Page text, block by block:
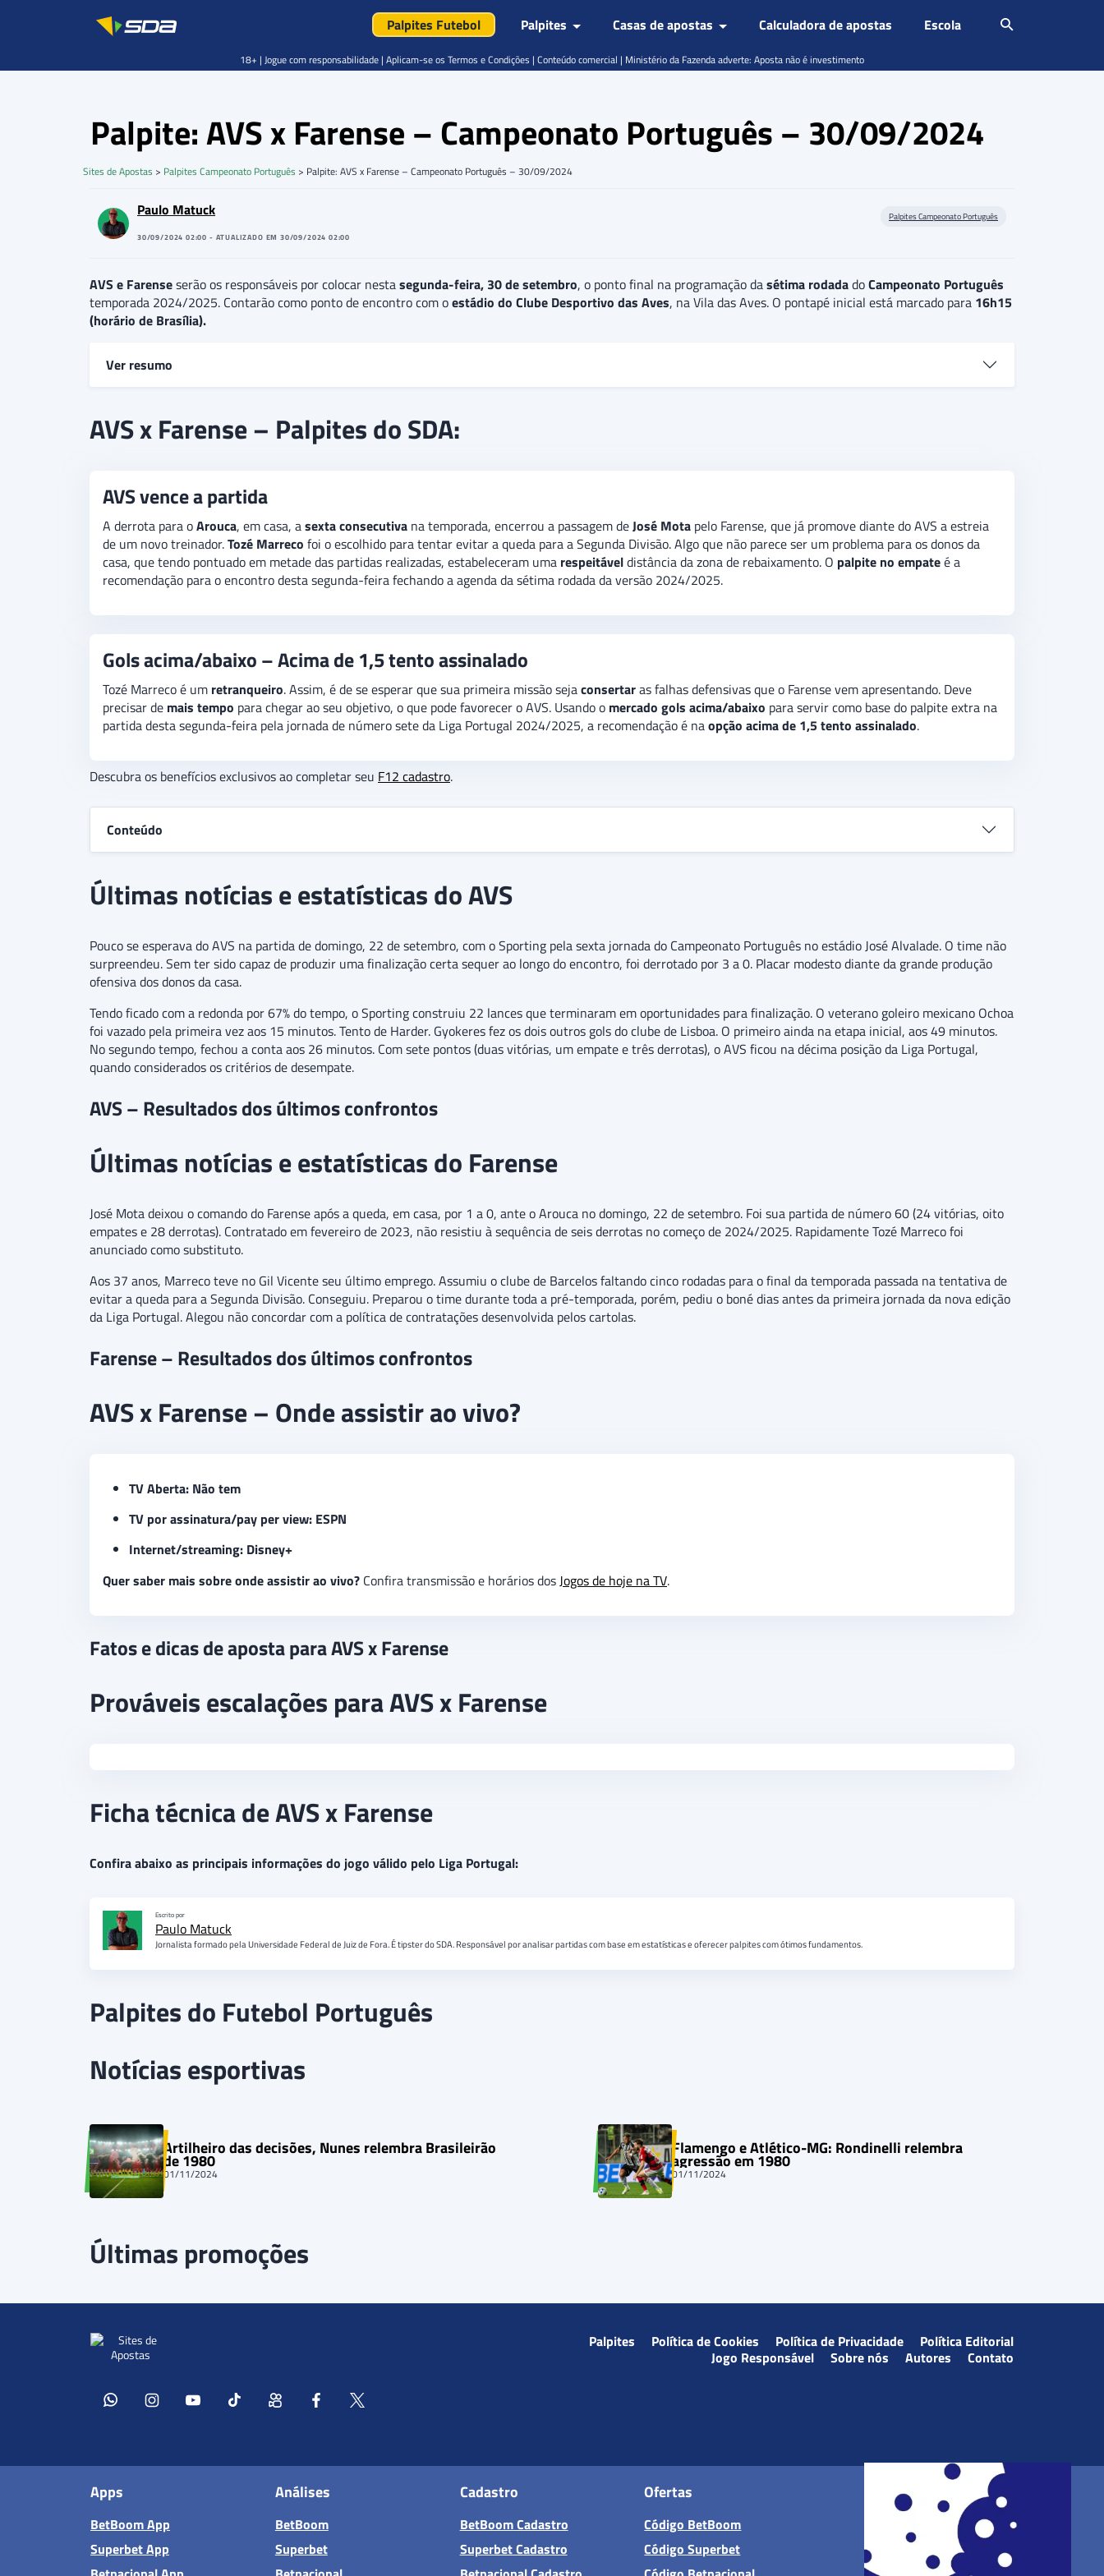
Palpites Futebol Palpites Casas de apostas Calculadora de apostas Escola
Palpite: AVS x Farense – Campeonato Português – 30/09/2024
Sites de Apostas > Palpites Campeonato Português > Palpite: AVS x Farense – Campeonato Português – 30/09/2024
Paulo Matuck
30/09/2024 02:00 - ATUALIZADO EM 30/09/2024 02:00
Palpites Campeonato Português
AVS e Farenseserão os responsáveis por colocar nestasegunda-feira, 30 de setembro, o ponto final na programação dasétima rodadadoCampeonato Português
temporada 2024/2025. Contarão como ponto de encontro com oestádio do Clube Desportivo das Aves, na Vila das Aves. O pontapé inicial está marcado para 16h15
(horário de Brasília).
Ver resumo
rebaixamento. Algo que o Farense,derrotadoem todas as suas seis partidas, não foi capaz de evitar. O
desta segunda-feira pela sétima rodada do Campeonato Português em sua temporada 2024/2025. No
AVS x Farense – Palpites do SDA:
AVS vence a partida
A derrota para oArouca, em casa, asexta consecutiva na temporada, encerrou a passagem deJosé Mota pelo Farense, que já promove diante do AVS a estreia
de um novo treinador.Tozé Marreco foi o escolhido para tentar evitar a queda para a Segunda Divisão. Algo que não parece ser um problema para os donos da
casa, que tendo pontuado em metade das partidas realizadas, estabeleceram uma respeitáveldistância da zona de rebaixamento. O palpite no empateé a
recomendação para o encontro desta segunda-feira fechando a agenda da sétima rodada da versão 2024/2025.
Gols acima/abaixo – Acima de 1,5 tento assinalado
Tozé Marreco é um retranqueiro. Assim, é de se esperar que sua primeira missão sejaconsertaras falhas defensivas que o Farense vem apresentando. Deve
precisar de mais tempo para chegar ao seu objetivo, o que pode favorecer o AVS. Usando o mercado gols acima/abaixo para servir como base do palpite extra na
partida desta segunda-feira pela jornada de número sete da Liga Portugal 2024/2025, a recomendação é naopção acima de 1,5 tento assinalado.
Descubra os benefícios exclusivos ao completar seu F12 cadastro.
Conteúdo
Últimas notícias e estatísticas do AVS
Pouco se esperava do AVS na partida de domingo, 22 de setembro, com o Sporting pela sexta jornada do Campeonato Português no estádio José Alvalade. O time não
surpreendeu. Sem ter sido capaz de produzir uma finalização certa sequer ao longo do encontro, foi derrotado por 3 a 0. Placar modesto diante da grande produção
ofensiva dos donos da casa.
Tendo ficado com a redonda por 67% do tempo, o Sporting construiu 22 lances que terminaram em oportunidades para finalização. O veterano goleiro mexicano Ochoa
foi vazado pela primeira vez aos 15 minutos. Tento de Harder. Gyokeres fez os dois outros gols do clube de Lisboa. O primeiro ainda na etapa inicial, aos 49 minutos.
No segundo tempo, fechou a conta aos 26 minutos. Com sete pontos (duas vitórias, um empate e três derrotas), o AVS ficou na décima posição da Liga Portugal,
quando considerados os critérios de desempate.
AVS – Resultados dos últimos confrontos
Últimas notícias e estatísticas do Farense
José Mota deixou o comando do Farense após a queda, em casa, por 1 a 0, ante o Arouca no domingo, 22 de setembro. Foi sua partida de número 60 (24 vitórias, oito
empates e 28 derrotas). Contratado em fevereiro de 2023, não resistiu à sequência de seis derrotas no começo de 2024/2025. Rapidamente Tozé Marreco foi
anunciado como substituto.
Aos 37 anos, Marreco teve no Gil Vicente seu último emprego. Assumiu o clube de Barcelos faltando cinco rodadas para o final da temporada passada na tentativa de
evitar a queda para a Segunda Divisão. Conseguiu. Preparou o time durante toda a pré-temporada, porém, pediu o boné dias antes da primeira jornada da nova edição
da Liga Portugal. Alegou não concordar com a política de contratações desenvolvida pelos cartolas.
Farense – Resultados dos últimos confrontos
AVS x Farense – Onde assistir ao vivo?
TV Aberta: Não tem
TV por assinatura/pay per view: ESPN
Internet/streaming: Disney+
Quer saber mais sobre onde assistir ao vivo? Confira transmissão e horários dosJogos de hoje na TV.
Fatos e dicas de aposta para AVS x Farense
Prováveis escalações para AVS x Farense
Ficha técnica de AVS x Farense
Confira abaixo as principais informações do jogo válido pelo Liga Portugal:
Escrito por
Paulo Matuck
Jornalista formado pela Universidade Federal de Juiz de Fora. É tipster do SDA. Responsável por analisar partidas com base em estatísticas e oferecer palpites com ótimos fundamentos.
Palpites do Futebol Português
Notícias esportivas
Artilheiro das decisões, Nunes relembra Brasileirão
de 1980
01/11/2024
Flamengo e Atlético-MG: Rondinelli relembra
agressão em 1980
01/11/2024
Últimas promoções
Palpites Política de Cookies Política de Privacidade
Política Editorial
Jogo Responsável
Sobre nós Autores Contato
Apps
BetBoom App
Superbet App
Análises
BetBoom
Superbet
Cadastro
BetBoom Cadastro
Superbet Cadastro
Ofertas
Código BetBoom
Código Superbet
18+ | Jogue com responsabilidade | Aplicam-se os Termos e Condições | Conteúdo comercial | Ministério da Fazenda adverte: Aposta não é investimento